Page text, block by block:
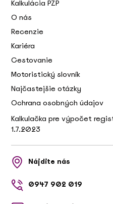
Kalkulácia PZP
O nás
Recenzie
Kariéra
Cestovanie
Motoristický slovník
Najčastejšie otázky
Ochrana osobných údajov
Kalkulačka pre výpočet
1.7.2023
Nájdite nás
0947 902 019